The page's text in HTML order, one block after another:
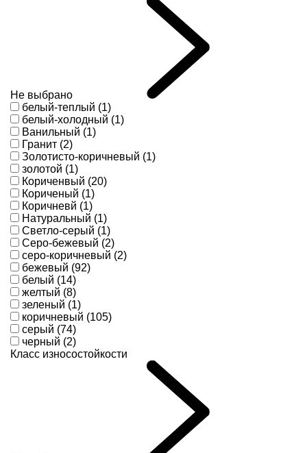
Не выбрано
белый-теплый (1)
белый-холодный (1)
Ванильный (1)
Гранит (2)
Золотисто-коричневый (1)
золотой (1)
Кориченвый (20)
Кориченый (1)
Коричневй (1)
Натуральный (1)
Светло-серый (1)
Серо-бежевый (2)
серо-коричневый (2)
бежевый (92)
белый (14)
желтый (8)
зеленый (1)
коричневый (105)
серый (74)
черный (2)
Класс износостойкости